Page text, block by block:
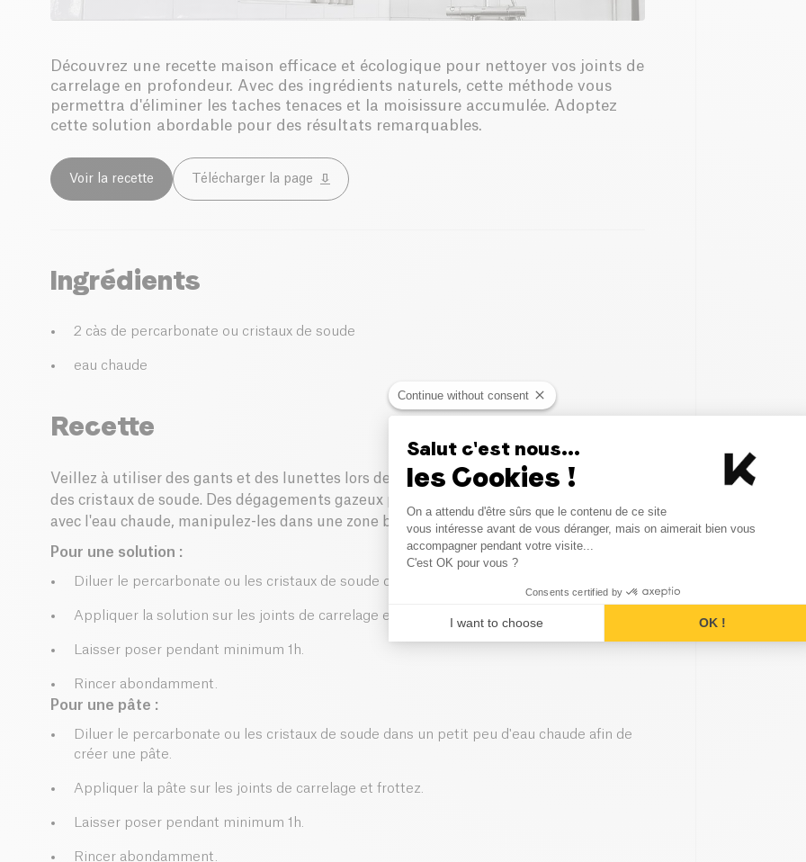
Découvrez une recette maison efficace et écologique pour nettoyer vos joints de
carrelage en profondeur. Avec des ingrédients naturels, cette méthode vous
permettra d'éliminer les taches tenaces et la moisissure accumulée. Adoptez
cette solution abordable pour des résultats remarquables.
Voir la recette Télécharger la page
Ingrédients
2 càs de percarbonate ou cristaux de soude
eau chaude
Recette
Veillez à utiliser des gants et des lunettes lors de la manipulation du percarbonate et
des cristaux de soude. Des dégagements gazeux peuvent avoir lieu lors du mélange
avec l'eau chaude, manipulez-les dans une zone bien ventilée.
Pour une solution :
Diluer le percarbonate ou les cristaux de soude dans 1L d'eau chaude.
Appliquer la solution sur les joints de carrelage et frottez.
Laisser poser pendant minimum 1h.
Rincer abondamment.
Pour une pâte :
Diluer le percarbonate ou les cristaux de soude dans un petit peu d'eau chaude afin de
créer une pâte.
Appliquer la pâte sur les joints de carrelage et frottez.
Laisser poser pendant minimum 1h.
Rincer abondamment.
Continue without consent
Salut c'est nous...
les Cookies !
Consent Management
On a attendu d'être sûrs que le contenu de ce site
vous intéresse avant de vous déranger, mais on aimerait bien vous
accompagner pendant votre visite...
C'est OK pour vous ?
Consents certified by
I want to choose OK !
Axeptio consent